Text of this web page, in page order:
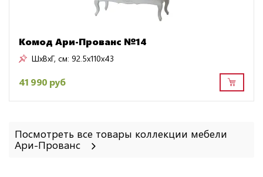
Комод Ари-Прованс №14
ШxВxГ, см: 92.5x110x43
41 990 руб
Посмотреть все товары коллекции мебели
Ари-Прованс